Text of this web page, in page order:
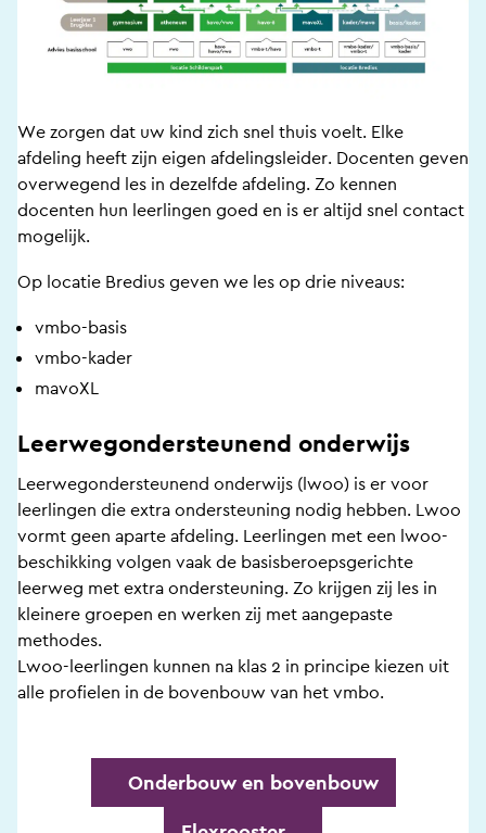
We zorgen dat uw kind zich snel thuis voelt. Elke
afdeling heeft zijn eigen afdelingsleider. Docenten geven
overwegend les in dezelfde afdeling. Zo kennen
docenten hun leerlingen goed en is er altijd snel contact
mogelijk.
Op locatie Bredius geven we les op drie niveaus:
vmbo-basis
vmbo-kader
mavoXL
Leerwegondersteunend onderwijs
Leerwegondersteunend onderwijs (lwoo) is er voor
leerlingen die extra ondersteuning nodig hebben. Lwoo
vormt geen aparte afdeling. Leerlingen met een lwoo-
beschikking volgen vaak de basisberoepsgerichte
leerweg met extra ondersteuning. Zo krijgen zij les in
kleinere groepen en werken zij met aangepaste
methodes.
Lwoo-leerlingen kunnen na klas 2 in principe kiezen uit
alle profielen in de bovenbouw van het vmbo.
Onderbouw en bovenbouw